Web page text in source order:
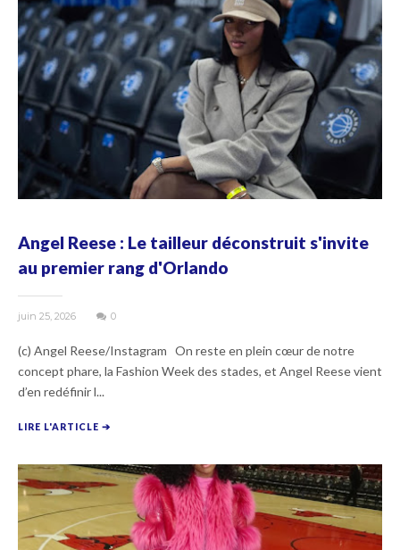
Angel Reese : Le tailleur déconstruit s'invite
au premier rang d'Orlando
juin 25, 2026 0
(c) Angel Reese/Instagram On reste en plein cœur de notre
concept phare, la Fashion Week des stades, et Angel Reese vient
d’en redéfinir l...
LIRE L'ARTICLE ➔